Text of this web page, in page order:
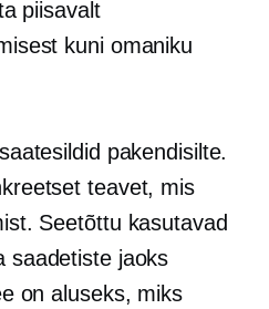
piisavalt
kuni omaniku
pakendisilte.
teavet, mis
Seetõttu kasutavad
saadetiste jaoks
on aluseks, miks